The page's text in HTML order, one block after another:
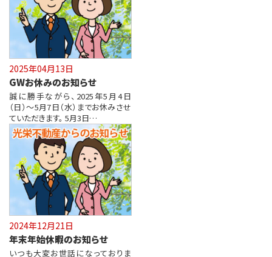
2025年04月13日
GWお休みのお知らせ
誠に勝手ながら、2025年5月4日
（日）～5月7日（水）までお休みさせ
ていただきます。 5月3日…
2024年12月21日
年末年始休暇のお知らせ
いつも大変お世話になっておりま